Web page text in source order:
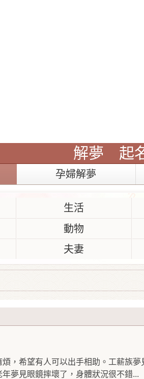
解夢 起
孕婦解夢
生活
動物
夫妻
，希望有人可以出手相助。工薪族
夢見眼鏡摔壞了，身體狀況很不錯...